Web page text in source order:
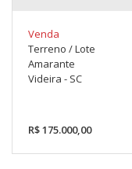
Venda
Terreno / Lote
Amarante
Videira - SC
R$ 175.000,00